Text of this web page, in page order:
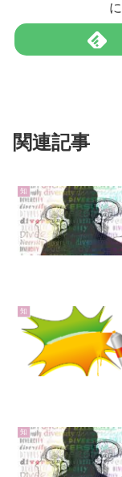
関連記事
知
知
知